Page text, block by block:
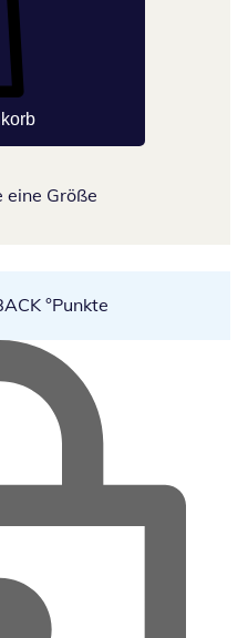
eine Größe
°Punkte